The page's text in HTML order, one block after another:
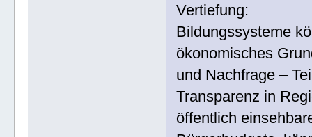
Vertiefung:
Bildungssysteme
ökonomisches
und Nachfrage –
Transparenz in
öffentlich